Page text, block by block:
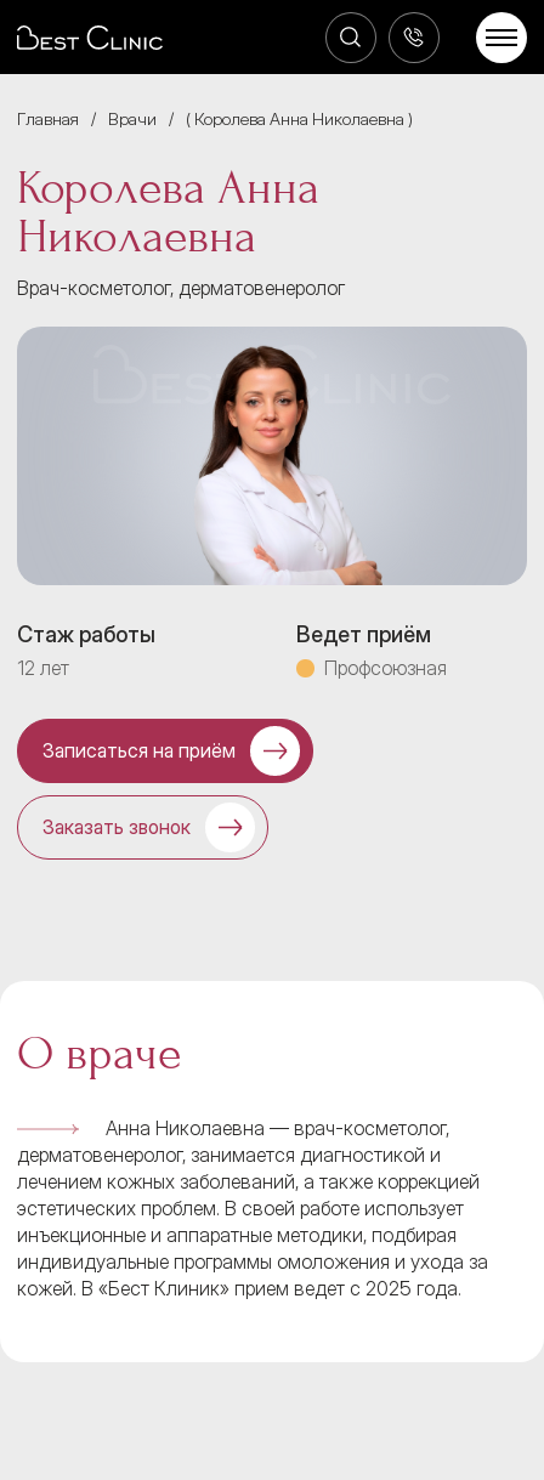
Главная / Врачи / Королева Анна Николаевна
Королева Анна
Николаевна
Врач-косметолог, дерматовенеролог
Стаж работы
12 лет
Ведет приём
Профсоюзная
Записаться на приём
Заказать звонок
О враче
Анна Николаевна — врач-косметолог,
дерматовенеролог, занимается диагностикой и
лечением кожных заболеваний, а также коррекцией
эстетических проблем. В своей работе использует
инъекционные и аппаратные методики, подбирая
индивидуальные программы омоложения и ухода за
кожей. В «Бест Клиник» прием ведет с 2025 года.